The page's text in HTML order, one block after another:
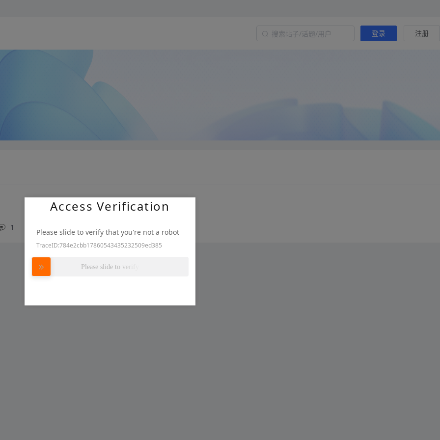
登录 注册
1 嘉立创EDA
Access Verification
Please slide to verify that you're not a robot
TraceID:784e2cbb17860543435232509ed385
Please slide to verify